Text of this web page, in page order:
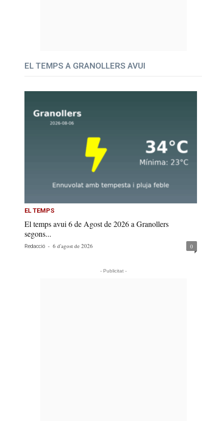
EL TEMPS A GRANOLLERS AVUI
EL TEMPS
El temps avui 6 de Agost de 2026 a Granollers
segons...
Redacció - 6 d'agost de 2026 0
- Publicitat -